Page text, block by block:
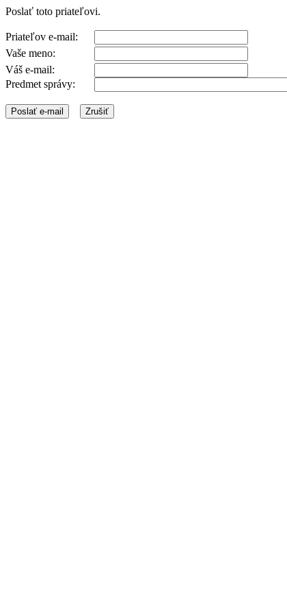
Poslať toto priateľovi.
Priateľov e-mail:
Vaše meno:
Váš e-mail:
Predmet správy: